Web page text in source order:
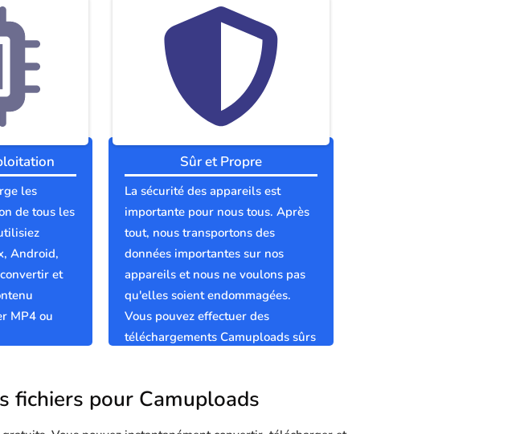
les
de tous les
Android,
et
MP4 ou
Sûr et Propre
La sécurité des appareils est
importante pour nous tous. Après
tout, nous transportons des
données importantes sur nos
appareils et nous ne voulons pas
qu'elles soient endommagées.
Vous pouvez effectuer des
téléchargements Camuploads sûrs
fichiers pour Camuploads